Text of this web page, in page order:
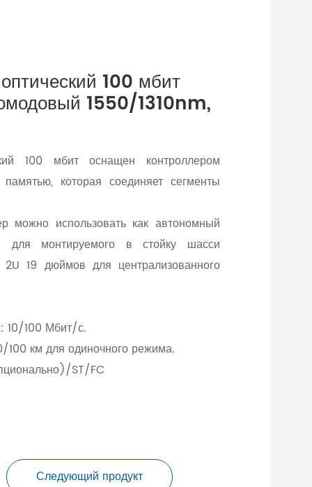
100 мбит
1550/1310nm,
100 мбит оснащен контроллером
которая соединяет сегменты
можно использовать как автономный
монтируемого в стойку шасси
2U 19 дюймов для централизованного
10/100 Мбит/с.
км для одиночного режима.
ST/FC
Следующий продукт